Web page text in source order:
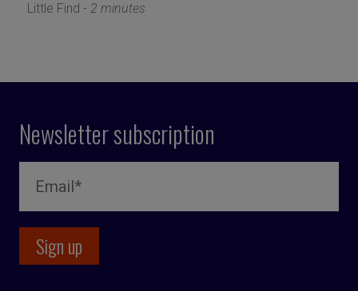
Little Find - 2 minutes
Newsletter subscription